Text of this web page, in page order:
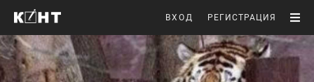
ВХОД РЕГИСТРАЦИЯ